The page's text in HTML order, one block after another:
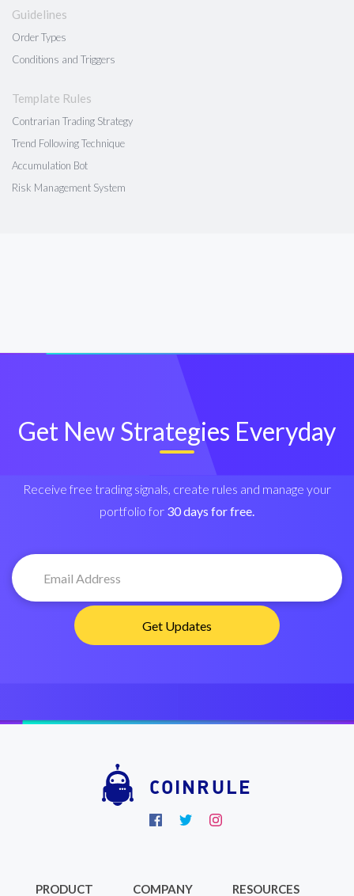
Guidelines
Order Types
Conditions and Triggers
Template Rules
Contrarian Trading Strategy
Trend Following Technique
Accumulation Bot
Risk Management System
Get New Strategies Everyday
Receive free trading signals, create rules and manage your
portfolio for 30 days for free.
COINRULE
PRODUCT COMPANY RESOURCES